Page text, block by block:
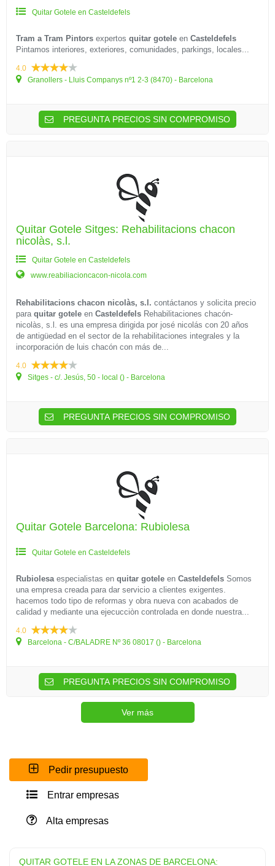
Quitar Gotele en Casteldefels
Tram a Tram Pintors expertos quitar gotele en Casteldefels
Pintamos interiores, exteriores, comunidades, parkings, locales...
4.0
Granollers - Lluis Companys nº1 2-3 (8470) - Barcelona
PREGUNTA PRECIOS SIN COMPROMISO
Quitar Gotele Sitges: Rehabilitacions chacon
nicolàs, s.l.
Quitar Gotele en Casteldefels
www.reabiliacioncacon-nicola.com
Rehabilitacions chacon nicolàs, s.l. contáctanos y solicita precio
para quitar gotele en Casteldefels Rehabilitaciones chacón-
nicolàs, s.l. es una empresa dirigida por josé nicolás con 20 años
de antigüedad en el sector de la rehabilitaciones integrales y la
incorporación de luis chacón con más de...
4.0
Sitges - c/. Jesús, 50 - local () - Barcelona
PREGUNTA PRECIOS SIN COMPROMISO
Quitar Gotele Barcelona: Rubiolesa
Quitar Gotele en Casteldefels
Rubiolesaespecialistas en quitar gotele en Casteldefels Somos
una empresa creada para dar servicio a clientes exigentes.
hacemos todo tipo de reformas y obra nueva con acabados de
calidad y mediante una ejecucciòn controlada en donde nuestra...
4.0
Barcelona - C/BALADRE Nº 36 08017 () - Barcelona
PREGUNTA PRECIOS SIN COMPROMISO
Ver más
Pedir presupuesto
Entrar empresas
Alta empresas
QUITAR GOTELE EN LA ZONAS DE BARCELONA: